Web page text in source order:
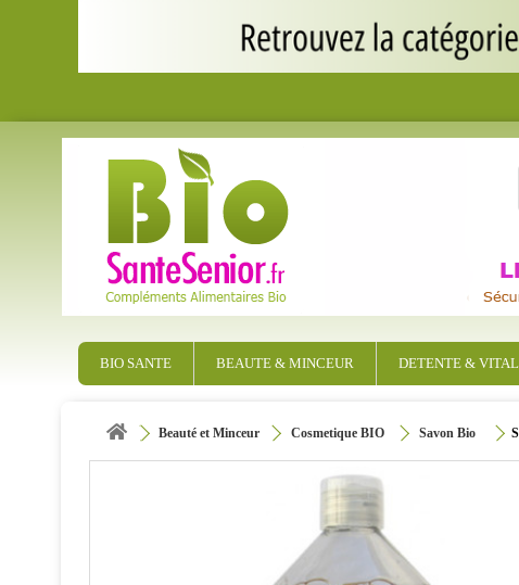
BIO SANTE BEAUTE & MINCEUR DETENTE &
Beauté et Minceur Cosmetique BIO Savon Bio